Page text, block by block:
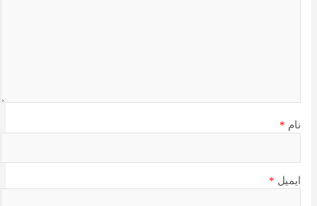
نام *
ایمیل *